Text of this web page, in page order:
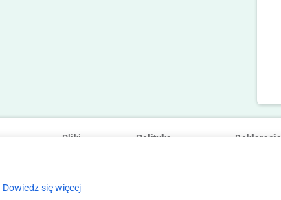
Dowiedz się więcej
Pliki
Polityka
Deklaracja